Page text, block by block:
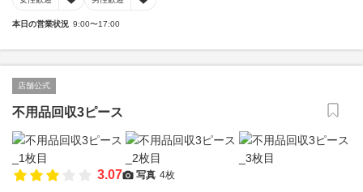
本日の営業状況 9:00〜17:00
店舗公式
不用品回収3ピース
3.07 写真 4枚